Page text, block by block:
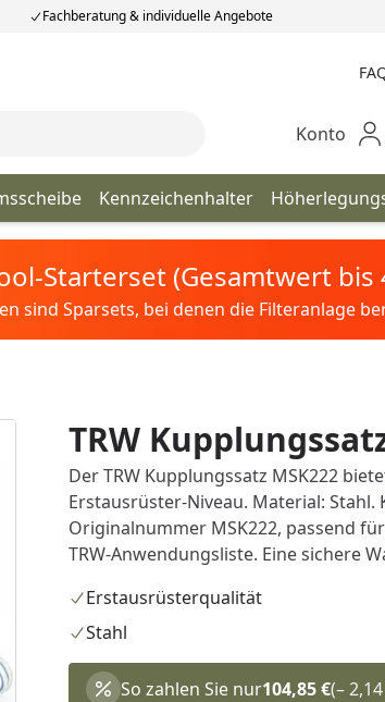
Fachberatung & individuelle Angebote
Mein
Konto
Kennzeichenhalter
Starterset (Gesamtwert bis
sind Sparsets, bei denen die Filteranlage
TRW
Der TRW Kupplungssatz MSK222
Erstausrüster-Niveau. Material:
Originalnummer MSK222, passend
TRW-Anwendungsliste. Eine sichere
Erstausrüsterqualität
Stahl
So zahlen Sie nur104,85 €(–